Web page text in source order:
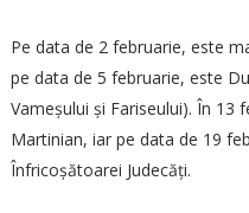
Pe data de 2 februarie, este
pe data de 5 februarie, este
Vameșului și Fariseului). În 13
Martinian, iar pe data de 19
Înfricoșătoarei Judecăți.